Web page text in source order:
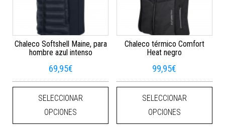
Chaleco Softshell Maine, para
hombre azul intenso
69,95€
SELECCIONAR
OPCIONES
Este producto tiene múltiples
Chaleco térmico Comfort
Heat negro
99,95€
SELECCIONAR
OPCIONES